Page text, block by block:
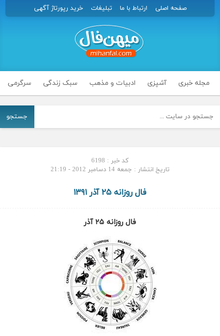
صفحه اصلی ارتباط با ما تبلیغات خرید رپورتاژ آگهی
مجله خبری آشپزی ادبیات و مذهب سبک زندگی سرگرمی
جستجو
کد خبر : 6198
تاریخ انتشار : جمعه 14 دسامبر 2012 - 21:19
فال روزانه ۲۵ آذر ۱۳۹۱
فال روزانه ۲۵ آذر